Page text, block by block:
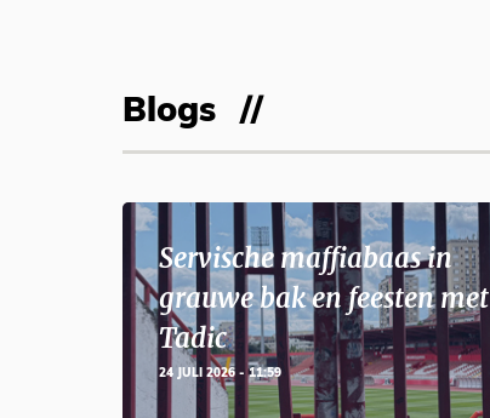
Blogs
Servische maffiabaas in
grauwe bak en feesten met
Tadic
24 JULI 2026 - 11:59